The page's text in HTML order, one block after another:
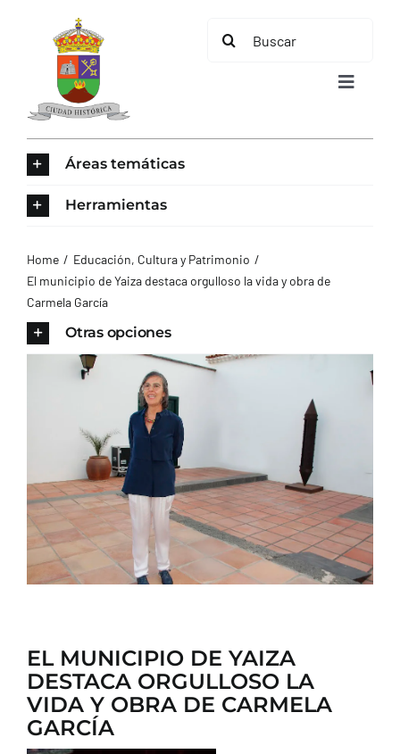
contenido
Buscar:
Toggle
AYUNTAMIENTO
Áreas temáticas
Herramientas
Home
Educación, Cultura y Patrimonio
El municipio de Yaiza destaca orgulloso la vida y obra de
Carmela García
Otras opciones
EL MUNICIPIO DE YAIZA
DESTACA ORGULLOSO LA
VIDA Y OBRA DE CARMELA
GARCÍA